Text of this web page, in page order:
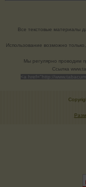
Все текстовые материалы
Использование возможно
Мы регулярно проводим
Cсылка
<a href="http://